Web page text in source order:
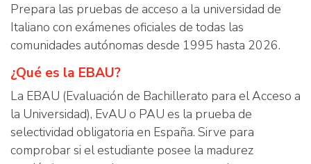
Prepara las pruebas de acceso a la universidad de
Italiano con exámenes oficiales de todas las
comunidades autónomas desde 1995 hasta 2026.
¿Qué es la EBAU?
La EBAU (Evaluación de Bachillerato para el Acceso a
la Universidad), EvAU o PAU es la prueba de
selectividad obligatoria en España. Sirve para
comprobar si el estudiante posee la madurez